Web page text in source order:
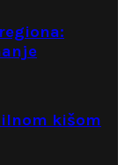
kišom